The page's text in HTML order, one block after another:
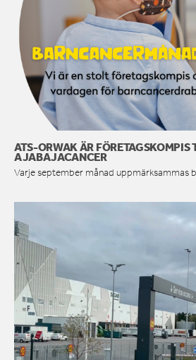
ATS-ORWAK ÄR FÖRETAGSKOMPIS
AJABAJACANCER
Varje september månad uppmärksammas